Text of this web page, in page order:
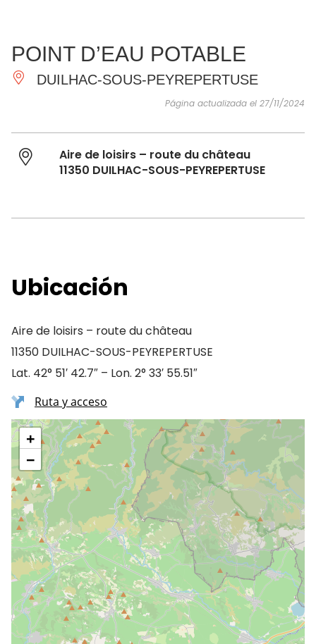
IMPRESCINDIBLES
HACER
INSPIRACIONES
POINT D’EAU POTABLE
DUILHAC-SOUS-PEYREPERTUSE
Página actualizada el 27/11/2024
Aire de loisirs – route du château
11350 DUILHAC-SOUS-PEYREPERTUSE
Ubicación
Aire de loisirs – route du château
11350 DUILHAC-SOUS-PEYREPERTUSE
Lat. 42° 51′ 42.7″ – Lon. 2° 33′ 55.51″
Ruta y acceso
+
−